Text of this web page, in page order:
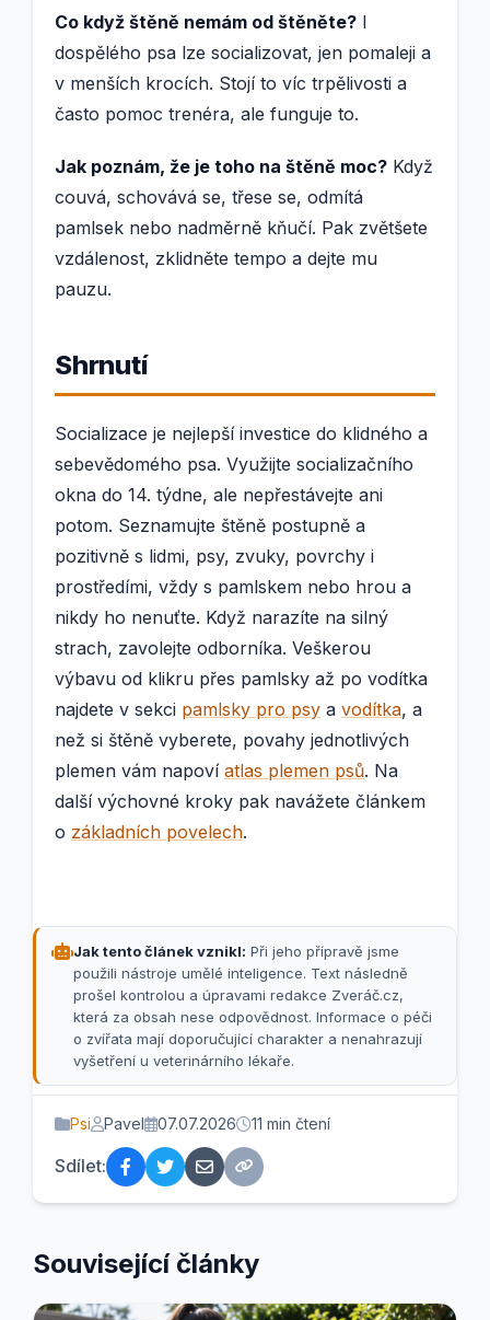
Co když štěně nemám od štěněte? I
dospělého psa lze socializovat, jen pomaleji a
v menších krocích. Stojí to víc trpělivosti a
často pomoc trenéra, ale funguje to.
Jak poznám, že je toho na štěně moc? Když
couvá, schovává se, třese se, odmítá
pamlsek nebo nadměrně kňučí. Pak zvětšete
vzdálenost, zklidněte tempo a dejte mu
pauzu.
Shrnutí
Socializace je nejlepší investice do klidného a
sebevědomého psa. Využijte socializačního
okna do 14. týdne, ale nepřestávejte ani
potom. Seznamujte štěně postupně a
pozitivně s lidmi, psy, zvuky, povrchy i
prostředími, vždy s pamlskem nebo hrou a
nikdy ho nenuťte. Když narazíte na silný
strach, zavolejte odborníka. Veškerou
výbavu od klikru přes pamlsky až po vodítka
najdete v sekci pamlsky pro psy a vodítka, a
než si štěně vyberete, povahy jednotlivých
plemen vám napoví atlas plemen psů. Na
další výchovné kroky pak navážete článkem
o základních povelech.
Jak tento článek vznikl: Při jeho přípravě jsme
použili nástroje umělé inteligence. Text následně
prošel kontrolou a úpravami redakce Zveráč.cz,
která za obsah nese odpovědnost. Informace o péči
o zvířata mají doporučující charakter a nenahrazují
vyšetření u veterinárního lékaře.
Psi Pavel 07.07.2026 11 min čtení
Sdílet:
Související články